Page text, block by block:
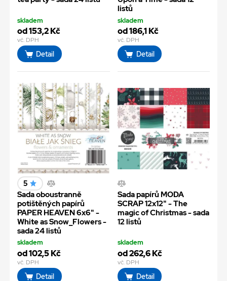
skladem
od 153,2 Kč
vč. DPH
Detail
listů
skladem
od 186,1 Kč
vč. DPH
Detail
5
Sada oboustranně
potištěných papírů
PAPER HEAVEN 6x6" -
White as Snow_Flowers -
sada 24 listů
skladem
od 102,5 Kč
vč. DPH
Detail
Sada papírů MODA
SCRAP 12x12" - The
magic of Christmas - sada
12 listů
skladem
od 262,6 Kč
vč. DPH
Detail